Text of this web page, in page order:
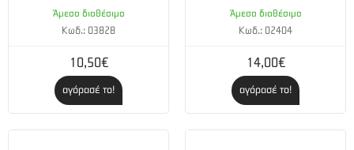
Άμεσα διαθέσιμο
Κωδ.: 03828
10,50€
αγόρασέ το!
Άμεσα διαθέσιμο
Κωδ.: 02404
14,00€
αγόρασέ το!